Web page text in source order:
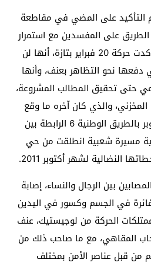
التأكيد على المضي في مقاطعة
الطريق على المفسدين مع استمرار
النضال حتى النصر، كما أكدت حركة 20 فبراير بتازة، أنها لن
دفعها نحو التظاهر بعنف، وأنها
حتى تحقيق المطالب المشروعة،
والذي كان آخره ما وقع
مساء يوم الأحد 16 أكتوبر بالطريق الوطنية 6 الرابطة بين
مسيرة شعبية انطلقت من حي
النضالية لشهر أكتوبر 2011.
بين الرجال والنساء، إصابة
في الجسم وكسور في اليدين
الحركة من لوجيستيك، عنف
المقاهي، مع ما صاحب ذلك من
قبل عناصر الأمن بمختلف